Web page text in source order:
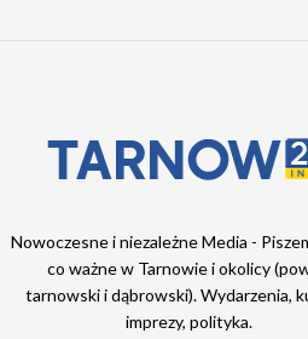
Nowoczesne i niezależne Media -
co ważne w Tarnowie i okolicy
tarnowski i dąbrowski). Wydarzenia,
imprezy, polityka.